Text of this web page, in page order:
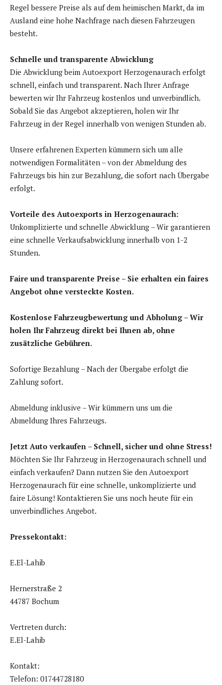
Regel bessere Preise als auf dem heimischen Markt, da im
Ausland eine hohe Nachfrage nach diesen Fahrzeugen
besteht.
Schnelle und transparente Abwicklung
Die Abwicklung beim Autoexport Herzogenaurach erfolgt
schnell, einfach und transparent. Nach Ihrer Anfrage
bewerten wir Ihr Fahrzeug kostenlos und unverbindlich.
Sobald Sie das Angebot akzeptieren, holen wir Ihr
Fahrzeug in der Regel innerhalb von wenigen Stunden ab.
Unsere erfahrenen Experten kümmern sich um alle
notwendigen Formalitäten – von der Abmeldung des
Fahrzeugs bis hin zur Bezahlung, die sofort nach Übergabe
erfolgt.
Vorteile des Autoexports in Herzogenaurach:
Unkomplizierte und schnelle Abwicklung – Wir garantieren
eine schnelle Verkaufsabwicklung innerhalb von 1-2
Stunden.
Faire und transparente Preise – Sie erhalten ein faires
Angebot ohne versteckte Kosten.
Kostenlose Fahrzeugbewertung und Abholung – Wir
holen Ihr Fahrzeug direkt bei Ihnen ab, ohne
zusätzliche Gebühren.
Sofortige Bezahlung – Nach der Übergabe erfolgt die
Zahlung sofort.
Abmeldung inklusive – Wir kümmern uns um die
Abmeldung Ihres Fahrzeugs.
Jetzt Auto verkaufen – Schnell, sicher und ohne Stress!
Möchten Sie Ihr Fahrzeug in Herzogenaurach schnell und
einfach verkaufen? Dann nutzen Sie den Autoexport
Herzogenaurach für eine schnelle, unkomplizierte und
faire Lösung! Kontaktieren Sie uns noch heute für ein
unverbindliches Angebot.
Pressekontakt:
E.El-Lahib
Hernerstraße 2
44787 Bochum
Vertreten durch:
E.El-Lahib
Kontakt:
Telefon: 01744728180